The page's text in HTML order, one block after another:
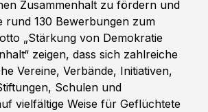
Zusammenhalt zu fördern und
rund 130 Bewerbungen zum
„Stärkung von Demokratie
zeigen, dass sich zahlreiche
Vereine, Verbände, Initiativen,
Schulen und
vielfältige Weise für Geflüchtete